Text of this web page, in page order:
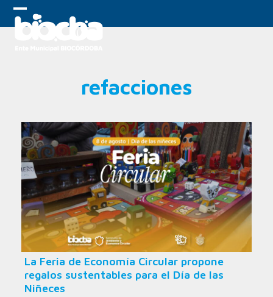
Skip
Open
Close
refacciones
La Feria de Economía Circular propone
regalos sustentables para el Día de las
Niñeces